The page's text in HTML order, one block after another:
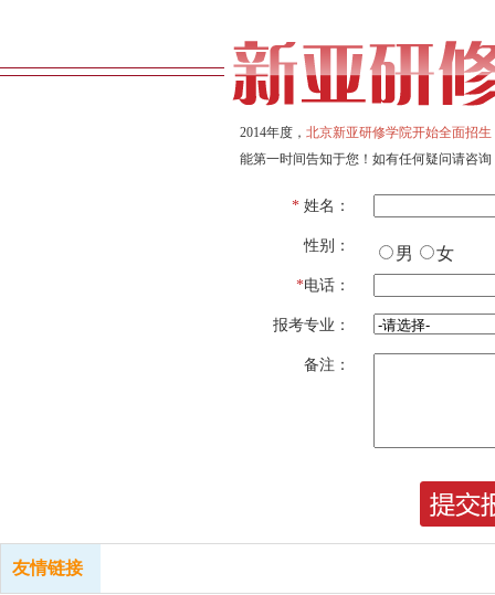
2014年度，北京新亚研修学院开始全面招生
能第一时间告知于您！如有任何疑问请咨询
* 姓名：
性别： 男 女
*电话：
报考专业：
备注：
友情链接